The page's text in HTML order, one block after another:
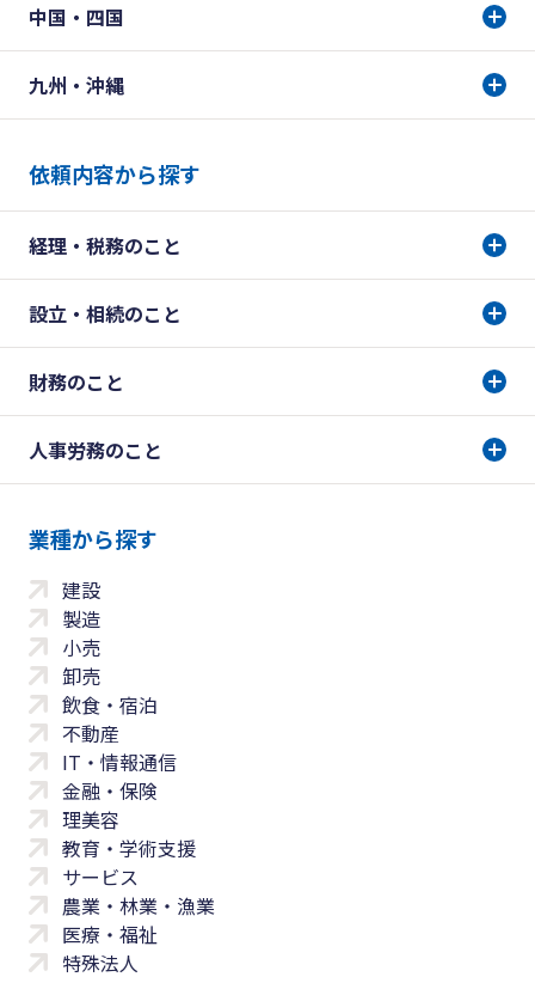
中国・四国
九州・沖縄
依頼内容から探す
経理・税務のこと
設立・相続のこと
財務のこと
人事労務のこと
業種から探す
建設
製造
小売
卸売
飲食・宿泊
不動産
IT・情報通信
金融・保険
理美容
教育・学術支援
サービス
農業・林業・漁業
医療・福祉
特殊法人